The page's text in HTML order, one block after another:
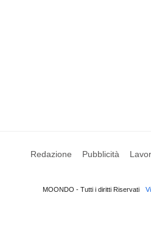
Redazione Pubblicità
MOONDO - Tutti i diritti Riservati